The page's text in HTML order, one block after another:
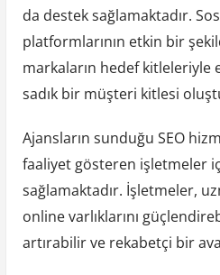
da destek sağlamaktadır.
platformlarının etkin bir
markaların hedef kitleleriyle
sadık bir müşteri kitlesi
Ajansların sunduğu SEO
faaliyet gösteren işletmeler
sağlamaktadır. İşletmeler,
online varlıklarını
artırabilir ve rekabetçi bir